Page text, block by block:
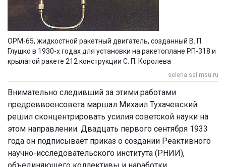
ОРМ-65, жидкостной ракетный двигатель, созданный В. П.
Глушко в 1930-х годах для установки на ракетоплане РП-318 и
крылатой ракете 212 конструкции С. П. Королева
selena.sai.msu.ru
Внимательно следивший за этими работами
предреввоенсовета маршал Михаил Тухачевский
решил сконцентрировать усилия советской науки на
этом направлении. Двадцать первого сентября 1933
года он подписывает приказ о создании Реактивного
научно-исследовательского института (РНИИ),